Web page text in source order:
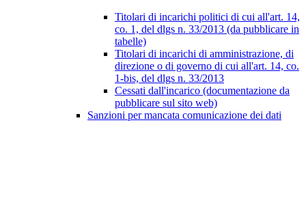
Titolari di incarichi politici di cui all'art. 14,
co. 1, del dlgs n. 33/2013 (da pubblicare in
tabelle)
Titolari di incarichi di amministrazione, di
direzione o di governo di cui all'art. 14, co.
1-bis, del dlgs n. 33/2013
Cessati dall'incarico (documentazione da
pubblicare sul sito web)
Sanzioni per mancata comunicazione dei dati